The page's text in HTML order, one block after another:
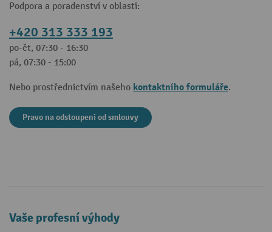
Podpora a poradenství v oblasti:
+420 313 333 193
po-čt, 07:30 - 16:30
pá, 07:30 - 15:00
Nebo prostřednictvím našeho kontaktního formuláře.
Pravo na odstoupeni od smlouvy
Vaše profesní výhody